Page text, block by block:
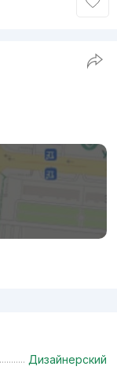
Дизайнерский